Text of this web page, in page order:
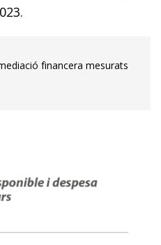
financera mesurats